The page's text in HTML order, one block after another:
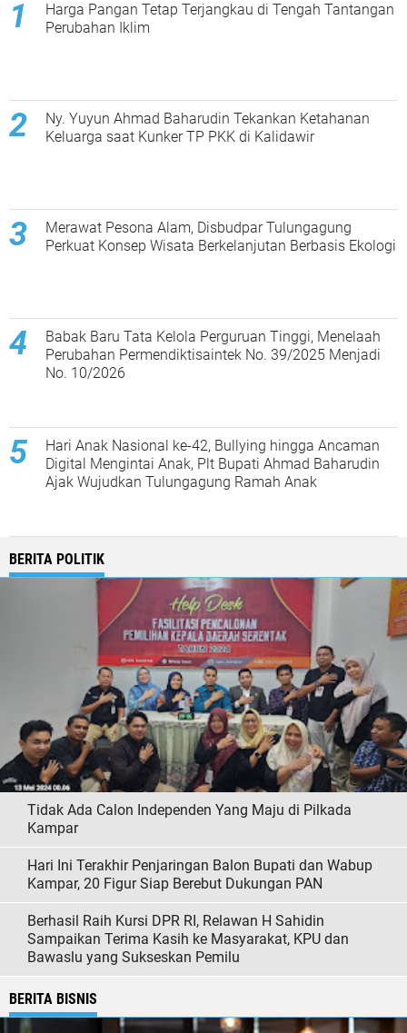
Harga Pangan Tetap Terjangkau di Tengah Tantangan
Perubahan Iklim
Ny. Yuyun Ahmad Baharudin Tekankan Ketahanan
Keluarga saat Kunker TP PKK di Kalidawir
Merawat Pesona Alam, Disbudpar Tulungagung
Perkuat Konsep Wisata Berkelanjutan Berbasis Ekologi
Babak Baru Tata Kelola Perguruan Tinggi, Menelaah
Perubahan Permendiktisaintek No. 39/2025 Menjadi
No. 10/2026
Hari Anak Nasional ke-42, Bullying hingga Ancaman
Digital Mengintai Anak, Plt Bupati Ahmad Baharudin
Ajak Wujudkan Tulungagung Ramah Anak
BERITA POLITIK
Tidak Ada Calon Independen Yang Maju di Pilkada
Kampar
Hari Ini Terakhir Penjaringan Balon Bupati dan Wabup
Kampar, 20 Figur Siap Berebut Dukungan PAN
Berhasil Raih Kursi DPR RI, Relawan H Sahidin
Sampaikan Terima Kasih ke Masyarakat, KPU dan
Bawaslu yang Sukseskan Pemilu
BERITA BISNIS